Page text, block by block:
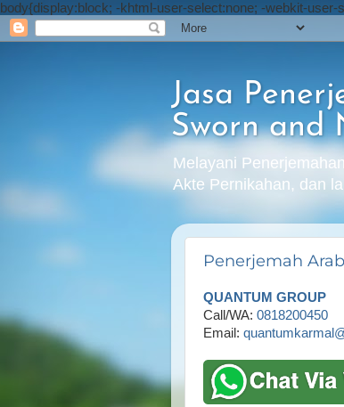
body{display:block; -khtml-user-select:none; -webkit-
Jasa
Sworn and
Melayani
Akte Pernikahan, dan
Penerjemah
QUANTUM GROUP
Call/WA: 0818200450
Email: